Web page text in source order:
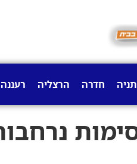
חדרה הרצליה רעננה